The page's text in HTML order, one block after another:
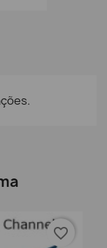
favorite_border